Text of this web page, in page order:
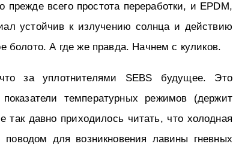
прежде всего простота переработки, и EPDM,
устойчив к излучению солнца и действию
болото. А где же правда. Начнем с куликов.
за уплотнителями SEBS будущее. Это
температурных режимов (держит
давно приходилось читать, что холодная
для возникновения лавины гневных